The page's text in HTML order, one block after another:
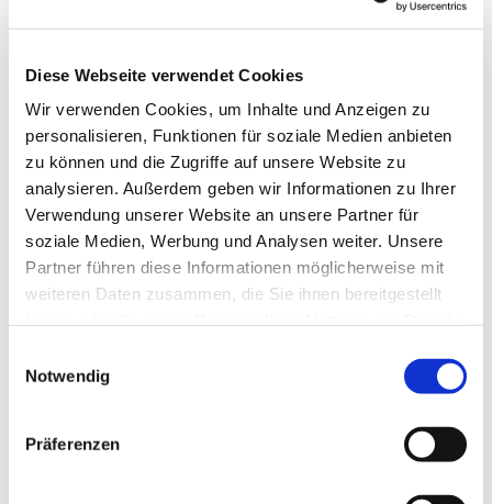
Diese Webseite verwendet Cookies
Wir verwenden Cookies, um Inhalte und Anzeigen zu
personalisieren, Funktionen für soziale Medien anbieten
zu können und die Zugriffe auf unsere Website zu
analysieren. Außerdem geben wir Informationen zu Ihrer
Verwendung unserer Website an unsere Partner für
soziale Medien, Werbung und Analysen weiter. Unsere
Partner führen diese Informationen möglicherweise mit
weiteren Daten zusammen, die Sie ihnen bereitgestellt
Notwendig
Präferenzen
59423 Unna